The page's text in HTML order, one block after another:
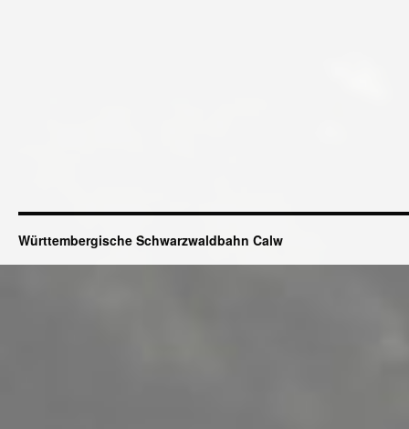
Württembergische Schwarzwaldbahn Calw